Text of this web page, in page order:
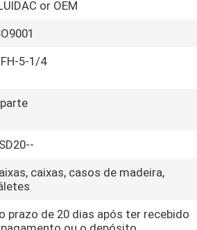
or OEM
5-1/4
caixas, casos de madeira,
prazo de 20 dias após ter recebido